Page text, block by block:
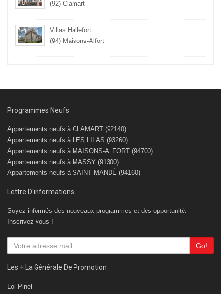
(92) Clamart
Villas Hallefort
(94) Maisons-Alfort
Programmes Neufs
Appartements neufs à CLAMART (92140)
Appartements neufs à LES LILAS (93260)
Appartements neufs à MAISONS-ALFORT (94700)
Appartements neufs à MASSY (91300)
Appartements neufs à SAINT MANDÉ (94160)
Lettre D'informations
Soyez informés des nouveaux programmes et des opportunité.
Inscrivez vous !
Go!
Les + La Générale De Promotion
Loi Pinel